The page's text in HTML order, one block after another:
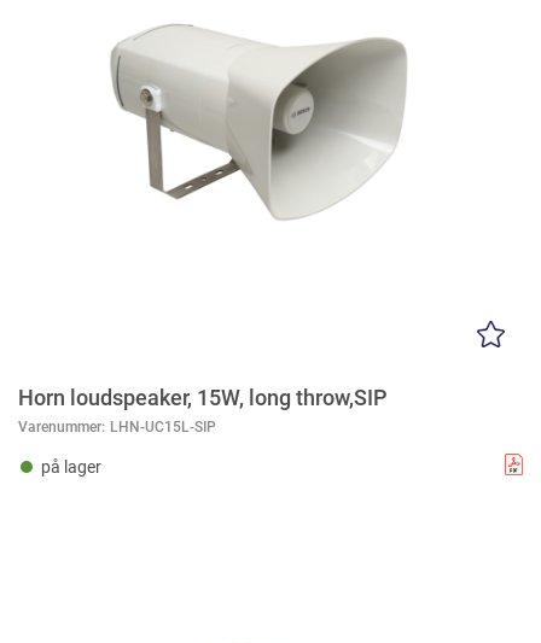
Horn loudspeaker, 15W, long throw,SIP
Varenummer: LHN-UC15L-SIP
på lager